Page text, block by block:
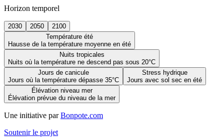
Horizon temporel
2030 2050
2100
Température été
Hausse de la température moyenne en été
Nuits tropicales
Nuits où la température ne descend pas sous 20°C
Jours de canicule
Jours où la température dépasse 35°C
Stress hydrique
Jours avec sol sec en été
Élévation niveau mer
Élévation prévue du niveau de la mer
Une initiative par Bonpote.com
Soutenir le projet